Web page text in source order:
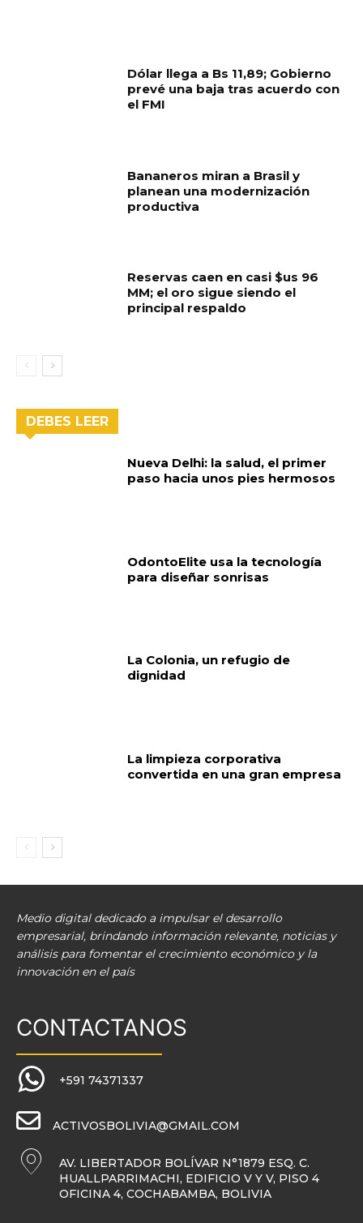
Dólar llega a Bs 11,89; Gobierno
prevé una baja tras acuerdo con
el FMI
Bananeros miran a Brasil y
planean una modernización
productiva
Reservas caen en casi $us 96
MM; el oro sigue siendo el
principal respaldo
DEBES LEER
Nueva Delhi: la salud, el primer
paso hacia unos pies hermosos
OdontoElite usa la tecnología
para diseñar sonrisas
La Colonia, un refugio de
dignidad
La limpieza corporativa
convertida en una gran empresa
Medio digital dedicado a impulsar el desarrollo
empresarial, brindando información relevante, noticias y
análisis para fomentar el crecimiento económico y la
innovación en el país
CONTACTANOS
+591 74371337
ACTIVOSBOLIVIA@GMAIL.COM
AV. LIBERTADOR BOLÍVAR N°1879 ESQ. C.
HUALLPARRIMACHI, EDIFICIO V Y V, PISO 4
OFICINA 4, COCHABAMBA, BOLIVIA